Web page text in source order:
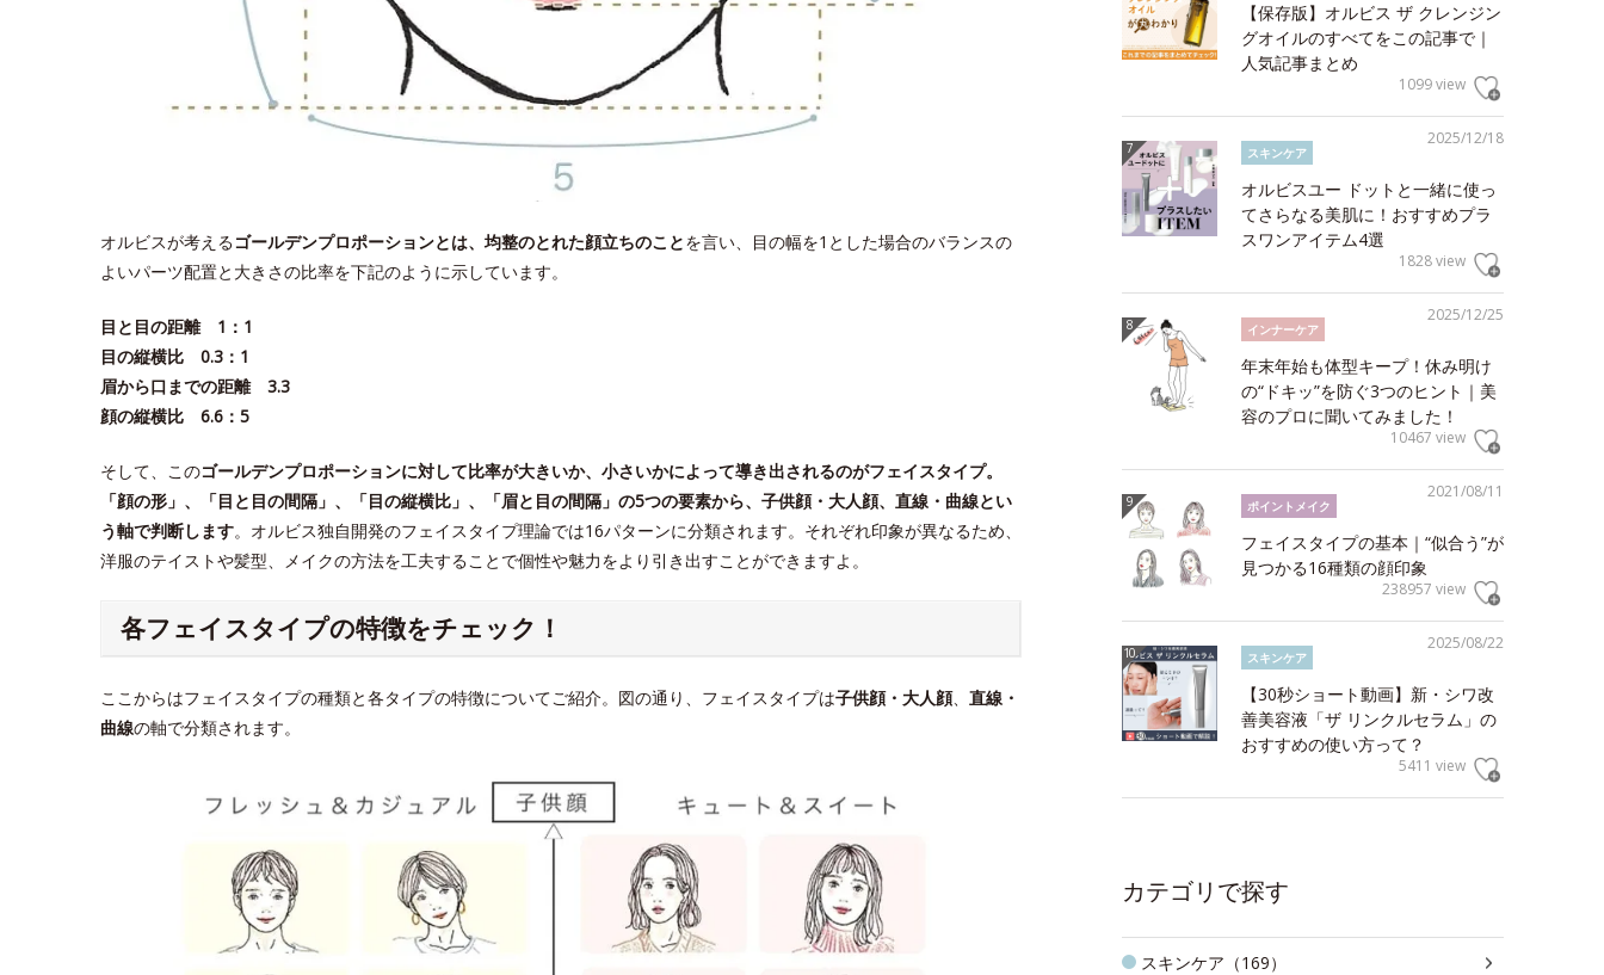
オルビスが考えるゴールデンプロポーションとは、均整のとれた顔立ちのことを言い、目の幅を1とした場合のバランスの
よいパーツ配置と大きさの比率を下記のように示しています。
目と目の距離 1：1
目の縦横比 0.3：1
眉から口までの距離 3.3
顔の縦横比 6.6：5
そして、このゴールデンプロポーションに対して比率が大きいか、小さいかによって導き出されるのがフェイスタイプ。
「顔の形」、「目と目の間隔」、「目の縦横比」、「眉と目の間隔」の5つの要素から、子供顔・大人顔、直線・曲線とい
う軸で判断します。オルビス独自開発のフェイスタイプ理論では16パターンに分類されます。それぞれ印象が異なるため、
洋服のテイストや髪型、メイクの方法を工夫することで個性や魅力をより引き出すことができますよ。
各フェイスタイプの特徴をチェック！
ここからはフェイスタイプの種類と各タイプの特徴についてご紹介。図の通り、フェイスタイプは子供顔・大人顔、 直線・
曲線の軸で分類されます。
【保存版】オルビス ザ クレンジン
グオイルのすべてをこの記事で｜
人気記事まとめ
1099 view
2025/12/18
スキンケア
オルビスユー ドットと一緒に使っ
てさらなる美肌に！おすすめプラ
スワンアイテム4選
1828 view
2025/12/25
インナーケア
年末年始も体型キープ！休み明け
の“ドキッ”を防ぐ3つのヒント｜美
容のプロに聞いてみました！
10467 view
2021/08/11
ポイントメイク
フェイスタイプの基本｜“似合う”が
見つかる16種類の顔印象
238957 view
2025/08/22
スキンケア
【30秒ショート動画】新・シワ改
善美容液「ザ リンクルセラム」の
おすすめの使い方って？
5411 view
カテゴリで探す
スキンケア（169）